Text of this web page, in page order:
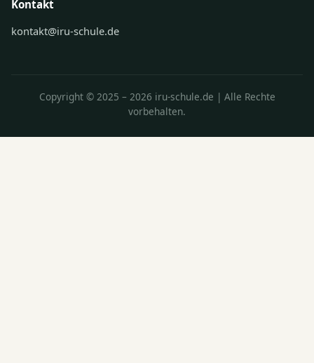
Kontakt
kontakt@iru-schule.de
Copyright © 2025 – 2026 iru-schule.de | Alle Rechte
vorbehalten.